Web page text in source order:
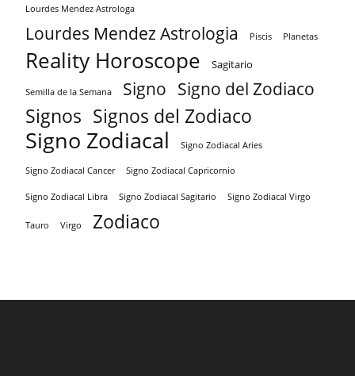
Lourdes Mendez Astrologa
Lourdes Mendez Astrologia Piscis Planetas
Reality Horoscope Sagitario
Semilla de la Semana Signo Signo del Zodiaco
Signos Signos del Zodiaco
Signo Zodiacal Signo Zodiacal Aries
Signo Zodiacal Cancer Signo Zodiacal Capricornio
Signo Zodiacal Libra Signo Zodiacal Sagitario Signo Zodiacal Virgo
Tauro Virgo Zodiaco